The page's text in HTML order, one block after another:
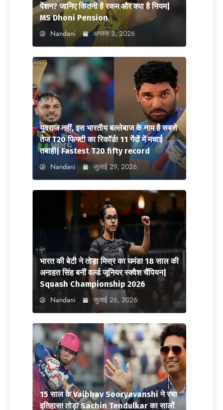
पेंशन? जानिए कितनी है रकम और क्या है नियम|
MS Dhoni Pension
Nandani अगस्त 3, 2026
युवराज नहीं, इस भारतीय बल्लेबाज के नाम है सबसे
तेज T20 फिफ्टी का रिकॉर्ड! 11 गेंदों में मचाई
तबाही| Fastest T20 fifty record
Nandani जुलाई 29, 2026
भारत की बेटी ने तोड़ा मिस्र का घमंड! 18 साल की
अनाहत सिंह बनीं वर्ल्ड जूनियर स्क्वैश चैंपियन|
Squash Championship 2026
Nandani जुलाई 26, 2026
15 साल के Vaibhav Sooryavanshi ने रचा
इतिहास! तोड़ा Sachin Tendulkar का सालों